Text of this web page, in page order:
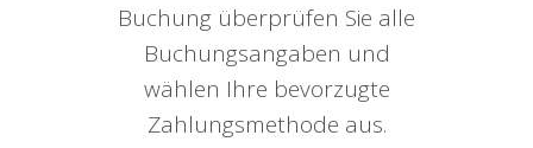
Buchung überprüfen Sie alle
Buchungsangaben und
wählen Ihre bevorzugte
Zahlungsmethode aus.